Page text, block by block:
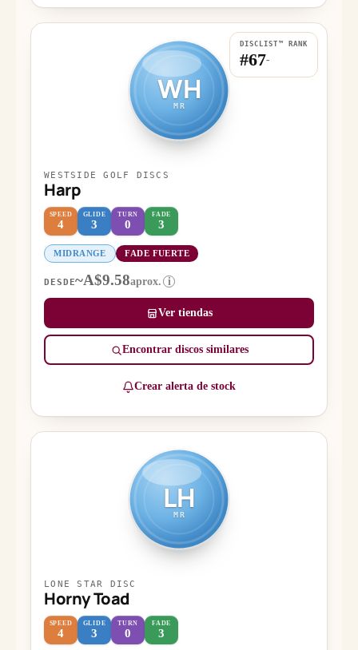
WH
MR
DISCLIST™ RANK
#67-
WESTSIDE GOLF DISCS
Harp
SPEED
4
GLIDE
3
TURN
0
FADE
3
MIDRANGE FADE FUERTE
DESDE~A$9.58aprox. i
Ver tiendas
Encontrar discos similares
Crear alerta de stock
LH
MR
LONE STAR DISC
Horny Toad
SPEED
4
GLIDE
3
TURN
0
FADE
3